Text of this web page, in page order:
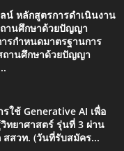
น์ หลักสูตรการดำเนินงาน
านศึกษาด้วยปัญญา
รกำหนดมาตรฐานการ
ถานศึกษาด้วยปัญญา
ใช้ Generative AI เพื่อ
ทยาศาสตร์ รุ่นที่ 3 ผ่าน
สสวท. (วันที่รับสมัคร...